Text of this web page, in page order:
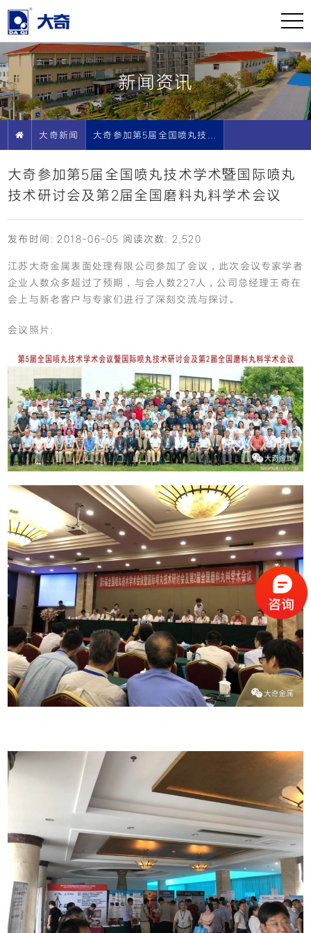
新闻资讯
大奇新闻 大奇参加第5届全国喷丸技术学术暨国际喷丸技术研讨会及第2届全国磨料丸料学术会议
大奇参加第5届全国喷丸技术学术暨国际喷丸
技术研讨会及第2届全国磨料丸料学术会议
发布时间: 2018-06-05 阅读次数: 2,520
江苏大奇金属表面处理有限公司参加了会议，此次会议专家学者
企业人数众多超过了预期，与会人数227人，公司总经理王奇在
会上与新老客户与专家们进行了深刻交流与探讨。
会议照片: